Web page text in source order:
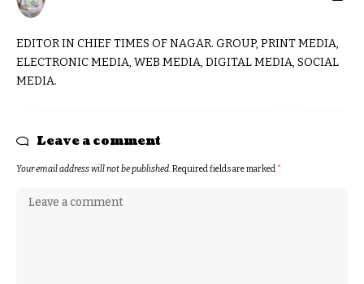
EDITOR IN CHIEF TIMES OF NAGAR. GROUP, PRINT MEDIA,
ELECTRONIC MEDIA, WEB MEDIA, DIGITAL MEDIA, SOCIAL
MEDIA.
Leave a comment
Your email address will not be published.Required fields are marked*